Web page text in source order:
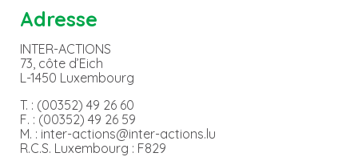
Adresse
INTER-ACTIONS
73, côte d’Eich
L-1450 Luxembourg
T. : (00352) 49 26 60
F. : (00352) 49 26 59
M. : inter-actions@inter-actions.lu
R.C.S. Luxembourg : F829